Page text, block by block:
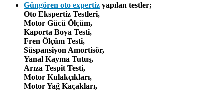
Güngören oto expertiz yapılan testler;
Oto Ekspertiz Testleri,
Motor Gücü Ölçüm,
Kaporta Boya Testi,
Fren Ölçüm Testi,
Süspansiyon Amortisör,
Yanal Kayma Tutuş,
Arıza Tespit Testi,
Motor Kulakçıkları,
Motor Yağ Kaçakları,